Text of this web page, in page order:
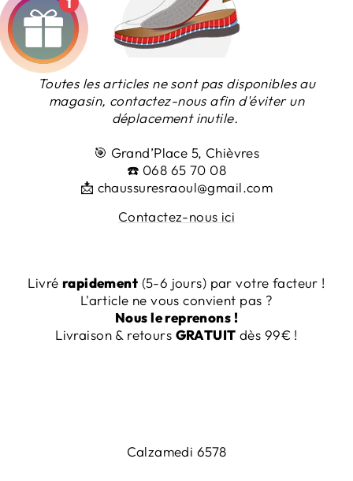
Toutes les articles ne sont pas disponibles au
magasin, contactez-nous afin d'éviter un
déplacement inutile.
🎯 Grand’Place 5, Chièvres
☎️ 068 65 70 08
📩 chaussuresraoul@gmail.com
Contactez-nous ici
Livré rapidement (5-6 jours) par votre facteur !
L'article ne vous convient pas ?
Nous le reprenons !
Livraison & retours GRATUIT dès 99€ !
Calzamedi 6578